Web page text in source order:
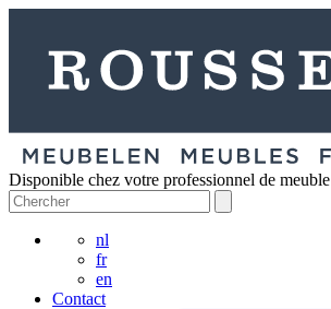
Disponible chez votre professionnel de meuble
nl
fr
en
Contact